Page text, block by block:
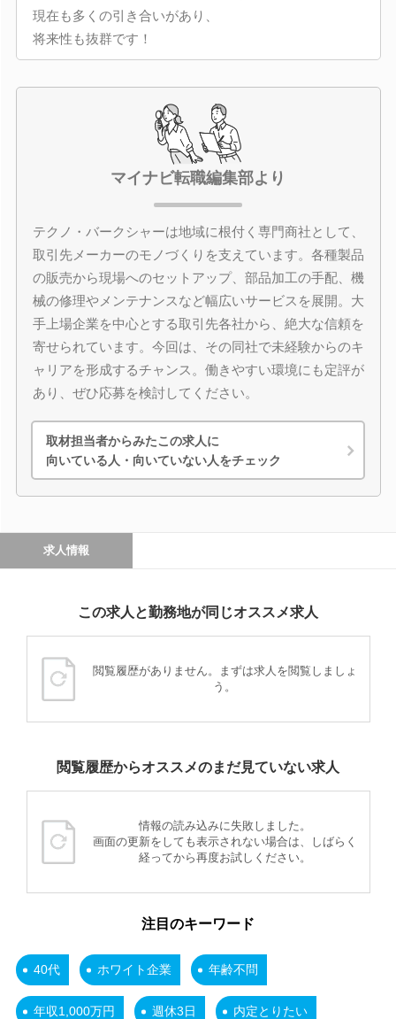
現在も多くの引き合いがあり、
将来性も抜群です！
マイナビ転職編集部より
テクノ・バークシャーは地域に根付く専門商社として、
取引先メーカーのモノづくりを支えています。各種製品
の販売から現場へのセットアップ、部品加工の手配、機
械の修理やメンテナンスなど幅広いサービスを展開。大
手上場企業を中心とする取引先各社から、絶大な信頼を
寄せられています。今回は、その同社で未経験からのキ
ャリアを形成するチャンス。働きやすい環境にも定評が
あり、ぜひ応募を検討してください。
取材担当者からみたこの求人に
向いている人・向いていない人をチェック
求人情報
この求人と勤務地が同じオススメ求人
閲覧履歴がありません。まずは求人を閲覧しましょ
う。
閲覧履歴からオススメのまだ見ていない求人
情報の読み込みに失敗しました。
画面の更新をしても表示されない場合は、しばらく
経ってから再度お試しください。
注目のキーワード
40代 ホワイト企業 年齢不問
年収1,000万円 週休3日 内定とりたい